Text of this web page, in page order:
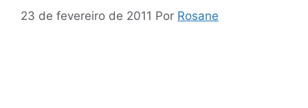
23 de fevereiro de 2011 Por Rosane